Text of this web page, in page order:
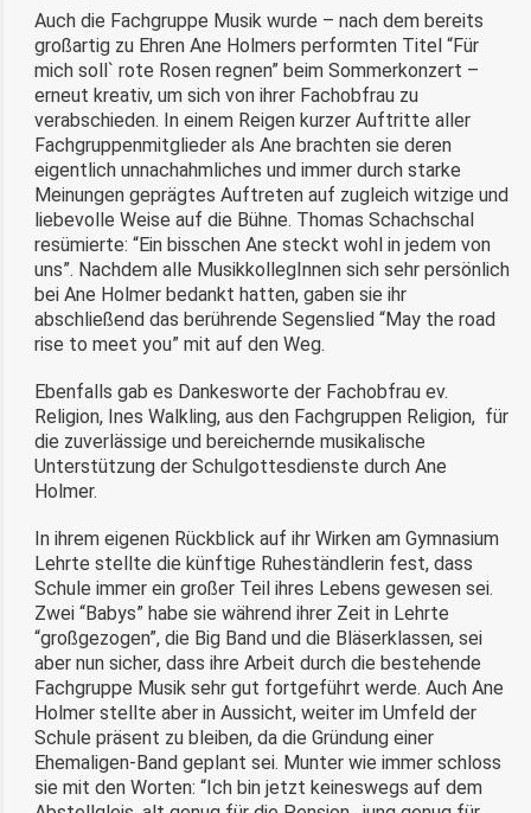
Auch die Fachgruppe Musik wurde – nach dem bereits
großartig zu Ehren Ane Holmers performten Titel “Für
mich soll` rote Rosen regnen” beim Sommerkonzert –
erneut kreativ, um sich von ihrer Fachobfrau zu
verabschieden. In einem Reigen kurzer Auftritte aller
Fachgruppenmitglieder als Ane brachten sie deren
eigentlich unnachahmliches und immer durch starke
Meinungen geprägtes Auftreten auf zugleich witzige und
liebevolle Weise auf die Bühne. Thomas Schachschal
resümierte: “Ein bisschen Ane steckt wohl in jedem von
uns”. Nachdem alle MusikkollegInnen sich sehr persönlich
bei Ane Holmer bedankt hatten, gaben sie ihr
abschließend das berührende Segenslied “May the road
rise to meet you” mit auf den Weg.
Ebenfalls gab es Dankesworte der Fachobfrau ev.
Religion, Ines Walkling, aus den Fachgruppen Religion, für
die zuverlässige und bereichernde musikalische
Unterstützung der Schulgottesdienste durch Ane
Holmer.
In ihrem eigenen Rückblick auf ihr Wirken am Gymnasium
Lehrte stellte die künftige Ruheständlerin fest, dass
Schule immer ein großer Teil ihres Lebens gewesen sei.
Zwei “Babys” habe sie während ihrer Zeit in Lehrte
“großgezogen”, die Big Band und die Bläserklassen, sei
aber nun sicher, dass ihre Arbeit durch die bestehende
Fachgruppe Musik sehr gut fortgeführt werde. Auch Ane
Holmer stellte aber in Aussicht, weiter im Umfeld der
Schule präsent zu bleiben, da die Gründung einer
Ehemaligen-Band geplant sei. Munter wie immer schloss
sie mit den Worten: “Ich bin jetzt keineswegs auf dem